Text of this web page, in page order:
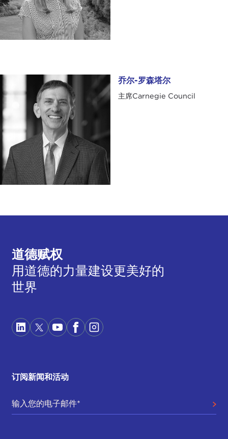
乔尔-罗森塔尔 乔尔-罗森塔尔
主席Carnegie Council
道德赋权
用道德的力量建设更美好的
世界
订阅新闻和活动